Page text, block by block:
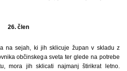
26. člen
na sejah, ki jih sklicuje župan v skladu z
občinskega sveta ter glede na potrebe
mora jih sklicati najmanj štirikrat letno.